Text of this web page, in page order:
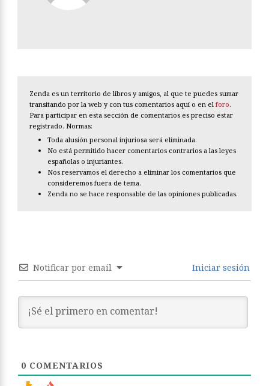
Zenda es un territorio de libros y amigos, al que te puedes sumar
transitando por la web y con tus comentarios aquí o en el foro.
Para participar en esta sección de comentarios es preciso estar
registrado. Normas:
Toda alusión personal injuriosa será eliminada.
No está permitido hacer comentarios contrarios a las leyes
españolas o injuriantes.
Nos reservamos el derecho a eliminar los comentarios que
consideremos fuera de tema.
Zenda no se hace responsable de las opiniones publicadas.
Notificar por email Iniciar sesión
0 COMENTARIOS